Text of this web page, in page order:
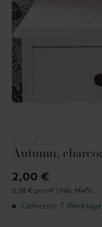
Autumn,
2,00 €
0,38 € pro m² | inkl. MwSt.
Lieferzeit: 7 Werktage